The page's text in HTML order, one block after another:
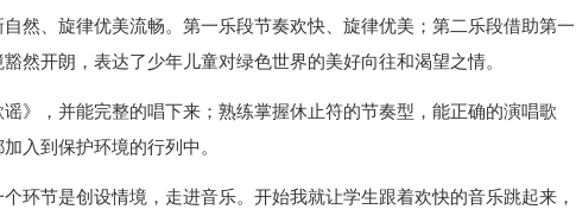
然、旋律优美流畅。第一乐段节奏欢快、旋律优美；第二乐段借助第一
然开朗，表达了少年儿童对绿色世界的美好向往和渴望之情。
》，并能完整的唱下来；熟练掌握休止符的节奏型，能正确的演唱歌
入到保护环境的行列中。
环节是创设情境，走进音乐。开始我就让学生跟着欢快的音乐跳起来，